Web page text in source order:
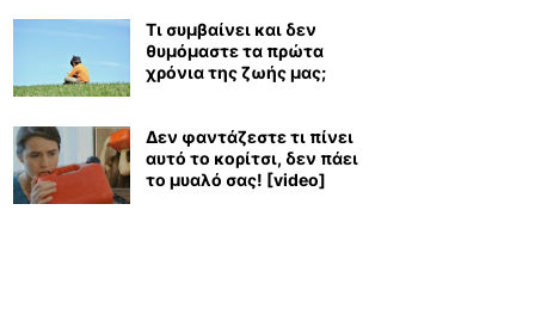
Τι συμβαίνει και δεν
θυμόμαστε τα πρώτα
χρόνια της ζωής μας;
Δεν φαντάζεστε τι πίνει
αυτό το κορίτσι, δεν πάει
το μυαλό σας! [video]